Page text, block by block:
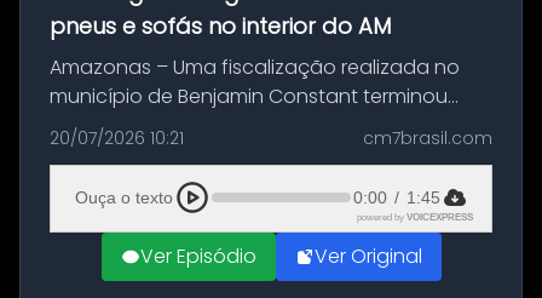
pneus e sofás no interior do AM
Amazonas – Uma fiscalização realizada no
município de Benjamin Constant terminou
com a apreensão de aproximadamente 115
quilos de entorpecentes em uma
embarcação atracada no porto da cidade. O
materia...
20/07/2026 10:21 cm7brasil.com
Ouça o texto 0:00 / 1:45
powered by VOICEXPRESS
Ver Episódio Ver Original